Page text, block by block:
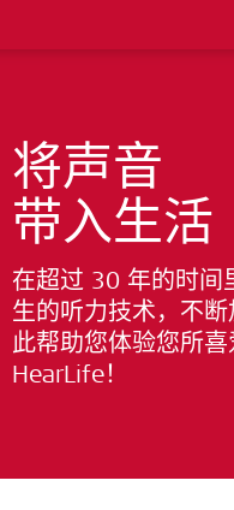
将声音
带入生活
在超过 30 年的时间
生的听力技术，不
此帮助您体验您所
HearLife！